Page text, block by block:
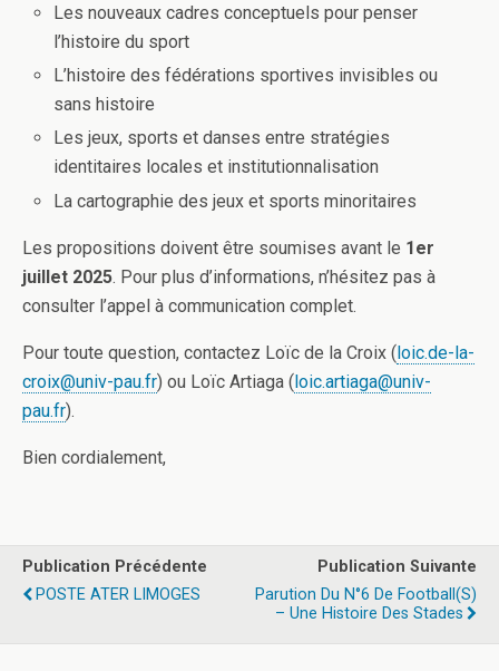
Les nouveaux cadres conceptuels pour penser
l’histoire du sport
L’histoire des fédérations sportives invisibles ou
sans histoire
Les jeux, sports et danses entre stratégies
identitaires locales et institutionnalisation
La cartographie des jeux et sports minoritaires
Les propositions doivent être soumises avant le 1er
juillet 2025. Pour plus d’informations, n’hésitez pas à
consulter l’appel à communication complet.
Pour toute question, contactez Loïc de la Croix (loic.de-la-
croix@univ-pau.fr) ou Loïc Artiaga (loic.artiaga@univ-
pau.fr).
Bien cordialement,
Publication Précédente
POSTE ATER LIMOGES
Publication Suivante
Parution Du N°6 De Football(s)
– Une Histoire Des Stades